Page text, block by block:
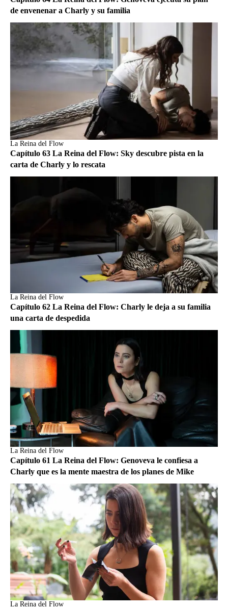
de envenenar a Charly y su familia
La Reina del Flow
Capítulo 63 La Reina del Flow: Sky descubre pista en la
carta de Charly y lo rescata
La Reina del Flow
Capítulo 62 La Reina del Flow: Charly le deja a su familia
una carta de despedida
La Reina del Flow
Capítulo 61 La Reina del Flow: Genoveva le confiesa a
Charly que es la mente maestra de los planes de Mike
La Reina del Flow